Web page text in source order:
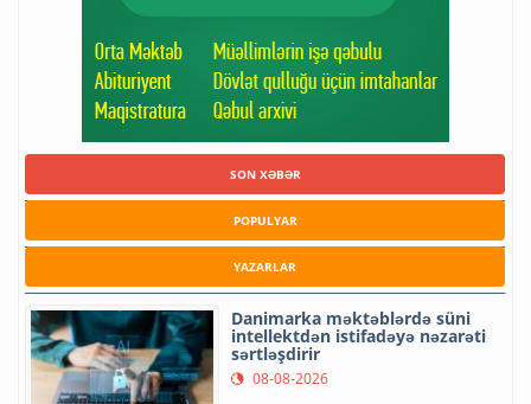
SON XƏBƏR
POPULYAR
YAZARLAR
Danimarka məktəblərdə süni
intellektdən istifadəyə nəzarəti
sərtləşdirir
08-08-2026